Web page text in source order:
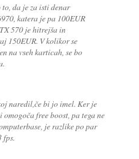
da je za isti denar
katera je pa 100EUR
570 je hitrejša in
150EUR. V kolikor se
na vseh karticah, se bo
naredil,če bi jo imel. Ker je
free boost, pa tega ne
je razlike po par
fps.